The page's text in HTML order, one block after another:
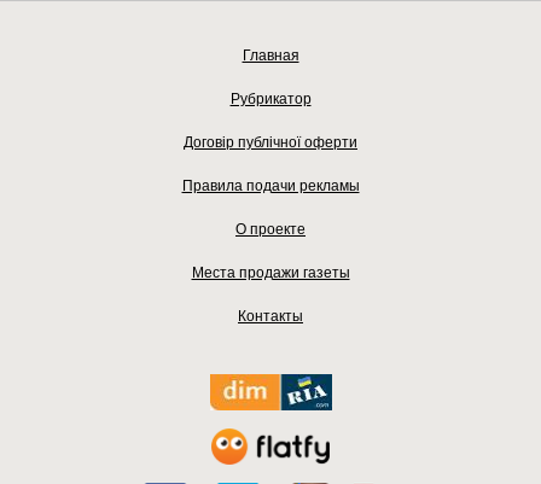
Главная
Рубрикатор
Договір публічної оферти
Правила подачи рекламы
О проекте
Места продажи газеты
Контакты